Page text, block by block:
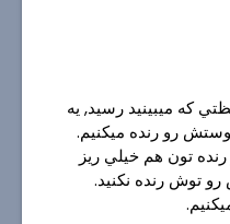
كه ميبينيد رسيد, يه
رو رنده ميكنيم.
تون هم خيلي ريز
توش رنده نكنيد.